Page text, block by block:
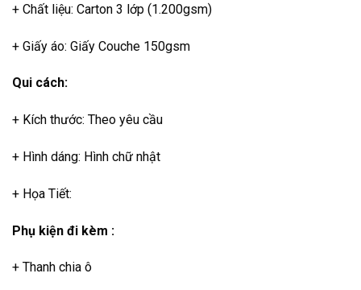
+ Chất liệu: Carton 3 lớp (1.200gsm)
+ Giấy áo: Giấy Couche 150gsm
Qui cách:
+ Kích thước: Theo yêu cầu
+ Hình dáng: Hình chữ nhật
+ Họa Tiết:
Phụ kiện đi kèm :
+ Thanh chia ô